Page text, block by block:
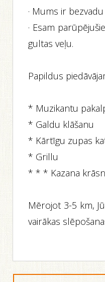
· Mums ir
· Esam
gultas veļu.
Papildus
* Muzikantu
* Galdu klāšanu
* Kārtīgu zupas
* Grillu
* * * Kazana
Mērojot 3-5 km,
vairākas